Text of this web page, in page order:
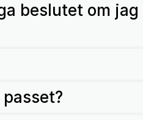
beslutet om